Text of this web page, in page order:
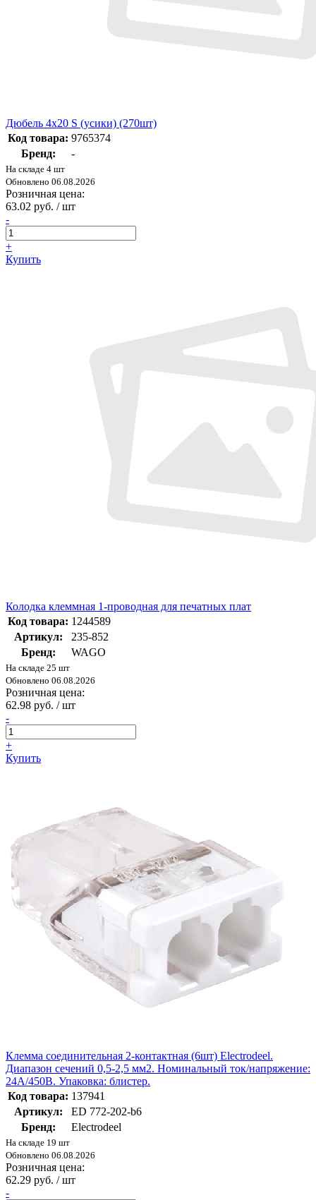
Дюбель 4x20 S (усики) (270шт)
Код товара: 9765374
Бренд:
-
На складе 4 шт
Обновлено 06.08.2026
Розничная цена:
63.02 руб. / шт
-
+
Купить
Колодка клеммная 1-проводная для печатных плат
Код товара: 1244589
Артикул:
235-852
Бренд:
WAGO
На складе 25 шт
Обновлено 06.08.2026
Розничная цена:
62.98 руб. / шт
-
+
Купить
Клемма соединительная 2-контактная (6шт) Elеctrodeel.
Диапазон сечений 0,5-2,5 мм2. Номинальный ток/напряжение:
24А/450В. Упаковка: блистер.
Код товара: 137941
Артикул:
ED 772-202-b6
Бренд:
Electrodeel
На складе 19 шт
Обновлено 06.08.2026
Розничная цена:
62.29 руб. / шт
-